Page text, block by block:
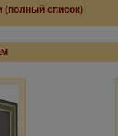
(полный список)